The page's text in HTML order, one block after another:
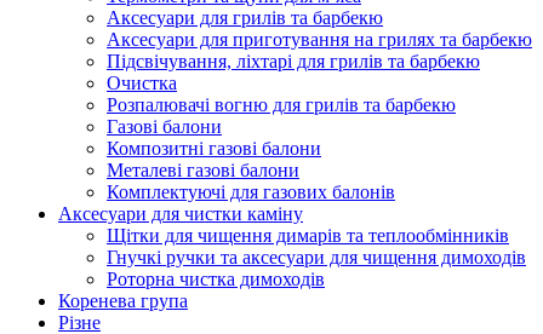
Аксесуари для грилів та барбекю
Аксесуари для приготування на грилях та барбекю
Підсвічування, ліхтарі для грилів та барбекю
Очистка
Розпалювачі вогню для грилів та барбекю
Газові балони
Композитні газові балони
Металеві газові балони
Комплектуючі для газових балонів
Аксесуари для чистки каміну
Щітки для чищення димарів та теплообмінників
Гнучкі ручки та аксесуари для чищення димоходів
Роторна чистка димоходів
Коренева група
Різне